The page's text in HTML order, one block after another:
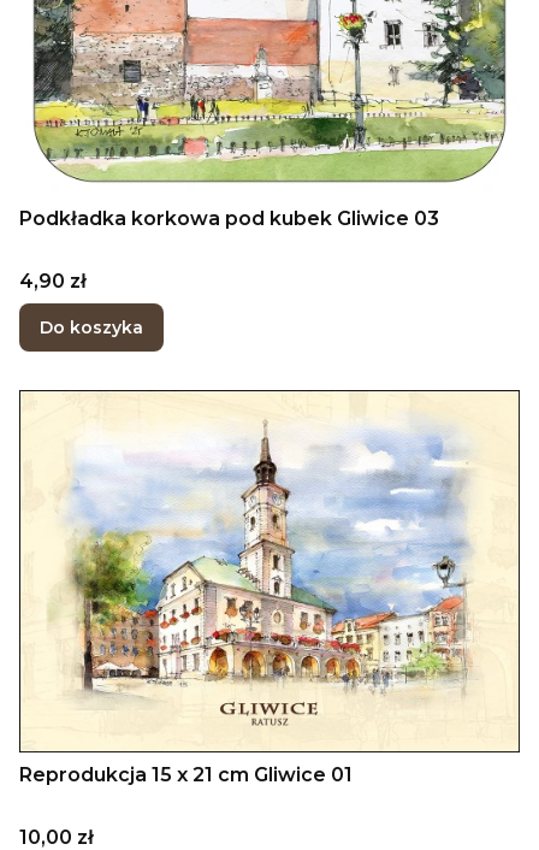
Podkładka korkowa pod kubek Gliwice 03
Cena
4,90 zł
Do koszyka
Reprodukcja 15 x 21 cm Gliwice 01
Cena
10,00 zł